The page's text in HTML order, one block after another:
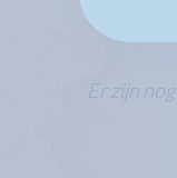
Er zijn